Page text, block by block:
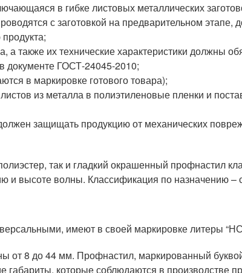
в гибке листовых металлических
с заготовкой на предварительном этапе,
также их технические характеристики должны
документе ГОСТ-24045-2010;
в маркировке готового товара);
из металла в полиэтиленовые пленки и
защищать продукцию от механических
так и гладкий окрашенный профнастил
и высоте волны. Классификация по назначению –
имеют в своей маркировке литеры
от 8 до 44 мм. Профнастил, маркированный буквой
габариты, которые соблюдаются в производстве